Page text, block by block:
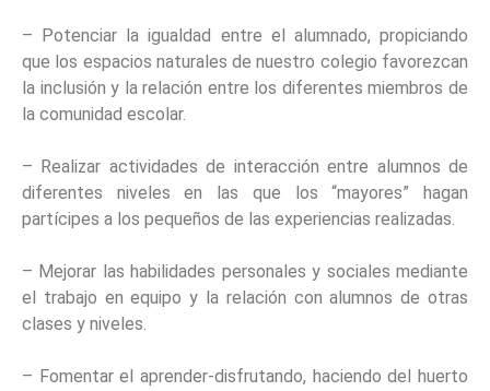
– Potenciar la igualdad entre el alumnado, propiciando
que los espacios naturales de nuestro colegio favorezcan
la inclusión y la relación entre los diferentes miembros de
la comunidad escolar.
– Realizar actividades de interacción entre alumnos de
diferentes niveles en las que los “mayores” hagan
partícipes a los pequeños de las experiencias realizadas.
– Mejorar las habilidades personales y sociales mediante
el trabajo en equipo y la relación con alumnos de otras
clases y niveles.
– Fomentar el aprender-disfrutando, haciendo del huerto